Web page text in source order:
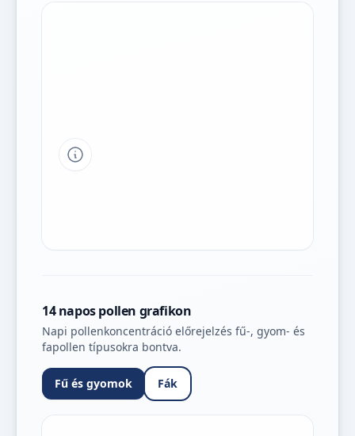
Tipp a grafikon jelmagyarázatához
14 napos pollen grafikon
Napi pollenkoncentráció előrejelzés fű-, gyom- és
fapollen típusokra bontva.
Fű és gyomok Fák